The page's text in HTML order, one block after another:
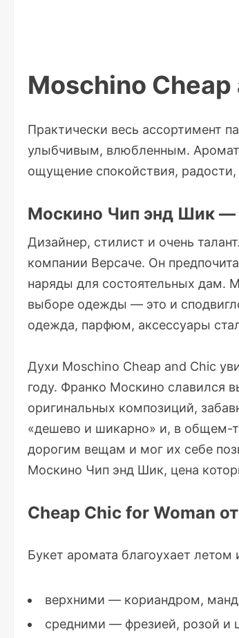
Moschino Cheap
Практически весь ассортимент
улыбчивым, влюбленным.
ощущение спокойствия, радости,
Москино Чип энд Шик —
Дизайнер, стилист и очень
компании Версаче. Он
наряды для состоятельных дам.
выборе одежды — это и
одежда, парфюм, аксессуары
Духи Moschino Cheap and Chic
году. Франко Москино славился
оригинальных композиций,
«дешево и шикарно» и, в общем-
дорогим вещам и мог их себе
Москино Чип энд Шик, цена
Cheap Chic for Woman
Букет аромата благоухает
верхними — кориандром,
средними — фрезией, розой и